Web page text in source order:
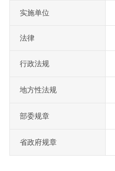
实施单位
法律
行政法规
地方性法规
部委规章
省政府规章